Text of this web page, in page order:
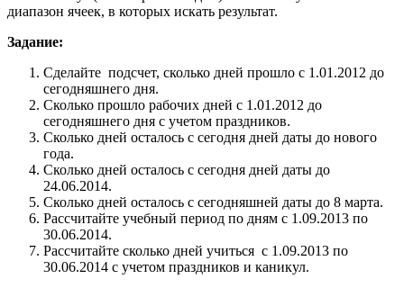
диапазон ячеек, в которых искать результат.
Задание:
Сделайте подсчет, сколько дней прошло с 1.01.2012 до
сегодняшнего дня.
Сколько прошло рабочих дней с 1.01.2012 до
сегодняшнего дня с учетом праздников.
Сколько дней осталось с сегодня дней даты до нового
года.
Сколько дней осталось с сегодня дней даты до
24.06.2014.
Сколько дней осталось с сегодняшней даты до 8 марта.
Рассчитайте учебный период по дням с 1.09.2013 по
30.06.2014.
Рассчитайте сколько дней учиться с 1.09.2013 по
30.06.2014 с учетом праздников и каникул.